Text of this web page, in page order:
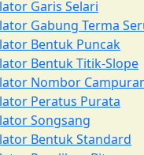
Garis Selari
Gabung Terma
Bentuk Puncak
Bentuk Titik-Slope
Nombor
Peratus Purata
Songsang
Bentuk Standard